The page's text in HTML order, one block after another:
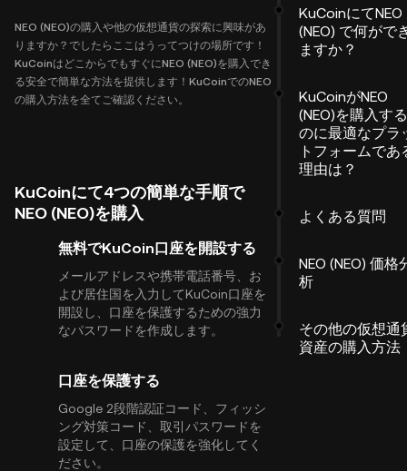
NEO (NEO)の購入や他の仮想通貨の探索に興味があ
りますか？でしたらここはうってつけの場所です！
KuCoinはどこからでもすぐにNEO (NEO)を購入でき
る安全で簡単な方法を提供します！KuCoinでのNEO
の購入方法を全てご確認ください。
KuCoinにて4つの簡単な手順で
NEO (NEO)を購入
無料でKuCoin口座を開設する
メールアドレスや携帯電話番号、お
よび居住国を入力してKuCoin口座を
開設し、口座を保護するための強力
なパスワードを作成します。
口座を保護する
Google 2段階認証コード、フィッシ
ング対策コード、取引パスワードを
設定して、口座の保護を強化してく
ださい。
KuCoinにてNEO
(NEO) で何がで
ますか？
KuCoinがNEO
(NEO)を購入する
のに最適なプラ
トフォームであ
理由は？
よくある質問
NEO (NEO) 価格
析
その他の仮想通
資産の購入方法